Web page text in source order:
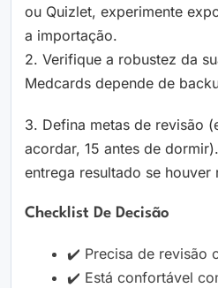
ou Quizlet, experimente
a importação.
2. Verifique a robustez da
Medcards depende de
3. Defina metas de revisão
acordar, 15 antes de
entrega resultado se houver
Checklist De Decisão
✔️ Precisa de revisão
✔️ Está confortável